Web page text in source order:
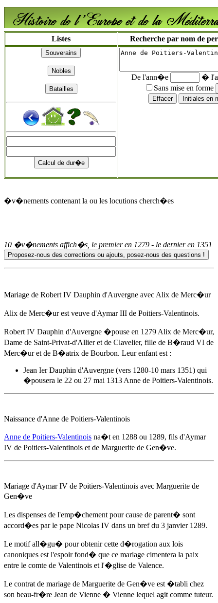
Listes Recherche par nom de
De l'ann�e
�
Sans mise en forme
�v�nements contenant la ou les locutions cherch�es
10 �v�nements affich�s, le premier en 1279 - le dernier en 1351
Mariage de Robert IV Dauphin d'Auvergne avec Alix de Merc�ur
Alix de Merc�ur est veuve d'Aymar III de Poitiers-Valentinois.
Robert IV Dauphin d'Auvergne �pouse en 1279 Alix de Merc�ur,
Dame de Saint-Privat-d'Allier et de Clavelier, fille de B�raud VI de
Merc�ur et de B�atrix de Bourbon. Leur enfant est :
Jean Ier Dauphin d'Auvergne (vers 1280-10 mars 1351) qui
�pousera le 22 ou 27 mai 1313 Anne de Poitiers-Valentinois.
Naissance d'Anne de Poitiers-Valentinois
Anne de Poitiers-Valentinois na�t en 1288 ou 1289, fils d'Aymar
IV de Poitiers-Valentinois et de Marguerite de Gen�ve.
Mariage d'Aymar IV de Poitiers-Valentinois avec Marguerite de
Gen�ve
Les dispenses de l'emp�chement pour cause de parent� sont
accord�es par le pape Nicolas IV dans un bref du 3 janvier 1289.
Le motif all�gu� pour obtenir cette d�rogation aux lois
canoniques est l'espoir fond� que ce mariage cimentera la paix
entre le comte de Valentinois et l'�glise de Valence.
Le contrat de mariage de Marguerite de Gen�ve est �tabli chez
son beau-fr�re Jean de Vienne � Vienne lequel agit comme tuteur.